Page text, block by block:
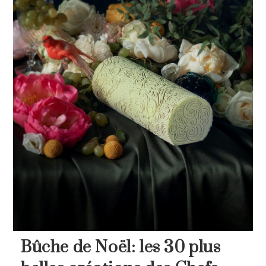
Bûche de Noël: les 30 plus